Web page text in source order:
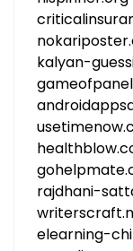
kalyan-
rajdhani-
elearning-